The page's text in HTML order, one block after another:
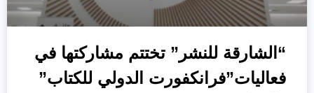
“الشارقة للنشر” تختتم مشاركتها في
فعاليات”فرانكفورت الدولي للكتاب”